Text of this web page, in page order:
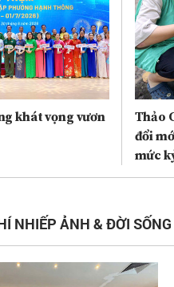
khát vọng vươn
Thảo
đổi
mức
NHIẾP ẢNH & ĐỜI SỐNG